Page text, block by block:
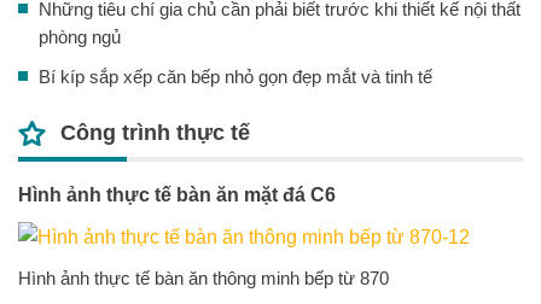
Những tiêu chí gia chủ cần phải biết trước khi thiết kế nội thất
phòng ngủ
Bí kíp sắp xếp căn bếp nhỏ gọn đẹp mắt và tinh tế
Công trình thực tế
Hình ảnh thực tế bàn ăn mặt đá C6
Hình ảnh thực tế bàn ăn thông minh bếp từ 870